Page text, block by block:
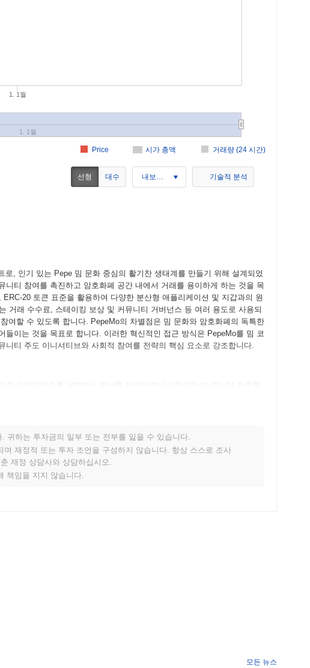
시가 총액 거래량 (24 시간)
Price
1. 1월
1. 1월
선형 대수 내보내기 기술적 분석
, 인기 있는 Pepe 밈 문화 중심의 활기찬 생태계를 만들기 위해 설계되었
티 참여를 촉진하고 암호화폐 공간 내에서 거래를 용이하게 하는 것을 목
20 토큰 표준을 활용하여 다양한 분산형 애플리케이션 및 지갑과의 원
거래 수수료, 스테이킹 보상 및 커뮤니티 거버넌스 등 여러 용도로 사용되
여할 수 있도록 합니다. PepeMo의 차별점은 밈 문화와 암호화폐의 독특한
이는 것을 목표로 합니다. 이러한 혁신적인 접근 방식은 PepeMo를 밈 코
티 주도 이니셔티브와 사회적 참여를 전략의 핵심 요소로 강조합니다.
프레임워크를 설명하는 백서를 발표하면서 시작되었습니다. 이 프로젝
한 기초를 마련했습니다. 테스트넷 단계 이후, 2023년 7월에 메인넷이 출
큰의 초기 분배는 2023년 8월에 공정한 출시 모델을 통해 이루어졌으며,
반을 조성하는 것을 목표로 했습니다. 이러한 기초 단계는 PepeMo의 성
파트너십으로 더욱 풍부해지며, 원활한 상호 운용성을 촉진하고
귀하는 투자금의 일부 또는 전부를 잃을 수 있습니다.
재정적 또는 투자 조언을 구성하지 않습니다. 항상 스스로 조사
재정 상담사와 상담하십시오.
책임을 지지 않습니다.
모든 뉴스